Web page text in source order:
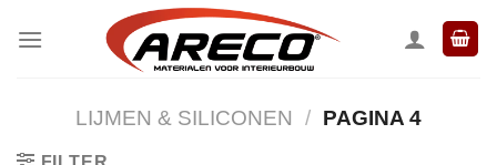
naar
LIJMEN & SILICONEN / PAGINA 4